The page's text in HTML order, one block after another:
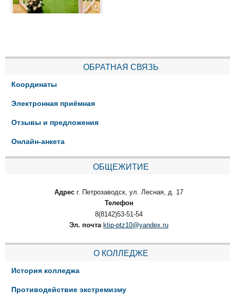
ОБРАТНАЯ СВЯЗЬ
Координаты
Электронная приёмная
Отзывы и предложения
Онлайн-анкета
ОБЩЕЖИТИЕ
Адрес г. Петрозаводск, ул. Лесная, д. 17
Телефон
8(8142)53-51-54
Эл. почта ktip-ptz10@yandex.ru
О КОЛЛЕДЖЕ
История колледжа
Противодействие экстремизму